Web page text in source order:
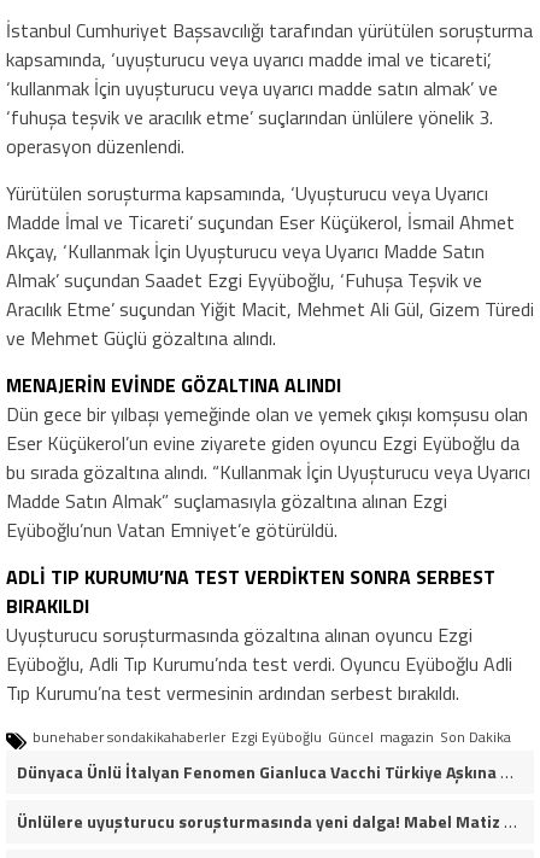
İstanbul Cumhuriyet Başsavcılığı tarafından yürütülen soruşturma
kapsamında, ‘uyuşturucu veya uyarıcı madde imal ve ticareti’,
‘kullanmak İçin uyuşturucu veya uyarıcı madde satın almak’ ve
‘fuhuşa teşvik ve aracılık etme’ suçlarından ünlülere yönelik 3.
operasyon düzenlendi.
Yürütülen soruşturma kapsamında, ‘Uyuşturucu veya Uyarıcı
Madde İmal ve Ticareti’ suçundan Eser Küçükerol, İsmail Ahmet
Akçay, ‘Kullanmak İçin Uyuşturucu veya Uyarıcı Madde Satın
Almak’ suçundan Saadet Ezgi Eyyüboğlu, ‘Fuhuşa Teşvik ve
Aracılık Etme’ suçundan Yiğit Macit, Mehmet Ali Gül, Gizem Türedi
ve Mehmet Güçlü gözaltına alındı.
MENAJERİN EVİNDE GÖZALTINA ALINDI
Dün gece bir yılbaşı yemeğinde olan ve yemek çıkışı komşusu olan
Eser Küçükerol’un evine ziyarete giden oyuncu Ezgi Eyüboğlu da
bu sırada gözaltına alındı. “Kullanmak İçin Uyuşturucu veya Uyarıcı
Madde Satın Almak” suçlamasıyla gözaltına alınan Ezgi
Eyüboğlu’nun Vatan Emniyet’e götürüldü.
ADLİ TIP KURUMU’NA TEST VERDİKTEN SONRA SERBEST
BIRAKILDI
Uyuşturucu soruşturmasında gözaltına alınan oyuncu Ezgi
Eyüboğlu, Adli Tıp Kurumu’nda test verdi. Oyuncu Eyüboğlu Adli
Tıp Kurumu’na test vermesinin ardından serbest bırakıldı.
bunehaber sondakikahaberler Ezgi Eyüboğlu Güncel magazin Son Dakika
Dünyaca Ünlü İtalyan Fenomen Gianluca Vacchi Türkiye Aşkına Geliyor!
Ünlülere uyuşturucu soruşturmasında yeni dalga! Mabel Matiz dahil 14 kişi gözaltına alındı